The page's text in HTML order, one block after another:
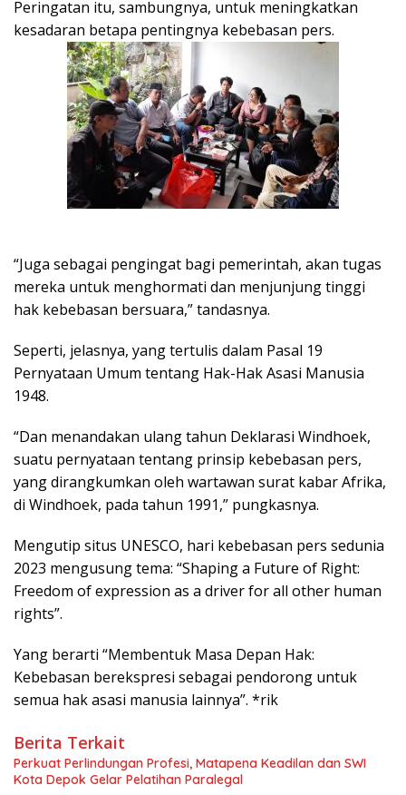
Peringatan itu, sambungnya, untuk meningkatkan
kesadaran betapa pentingnya kebebasan pers.
“Juga sebagai pengingat bagi pemerintah, akan tugas
mereka untuk menghormati dan menjunjung tinggi
hak kebebasan bersuara,” tandasnya.
Seperti, jelasnya, yang tertulis dalam Pasal 19
Pernyataan Umum tentang Hak-Hak Asasi Manusia
1948.
“Dan menandakan ulang tahun Deklarasi Windhoek,
suatu pernyataan tentang prinsip kebebasan pers,
yang dirangkumkan oleh wartawan surat kabar Afrika,
di Windhoek, pada tahun 1991,” pungkasnya.
Mengutip situs UNESCO, hari kebebasan pers sedunia
2023 mengusung tema: “Shaping a Future of Right:
Freedom of expression as a driver for all other human
rights”.
Yang berarti “Membentuk Masa Depan Hak:
Kebebasan berekspresi sebagai pendorong untuk
semua hak asasi manusia lainnya”. *rik
Berita Terkait
Perkuat Perlindungan Profesi, Matapena Keadilan dan SWI
Kota Depok Gelar Pelatihan Paralegal